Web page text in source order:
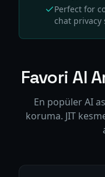
Perfect for
chat privacy
Favori AI
En popüler AI
koruma. JIT